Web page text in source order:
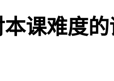
课难度